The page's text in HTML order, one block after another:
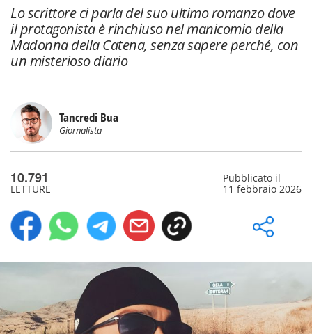
Lo scrittore ci parla del suo ultimo romanzo dove
il protagonista è rinchiuso nel manicomio della
Madonna della Catena, senza sapere perché, con
un misterioso diario
Tancredi Bua
Giornalista
10.791
LETTURE
Pubblicato il
11 febbraio 2026